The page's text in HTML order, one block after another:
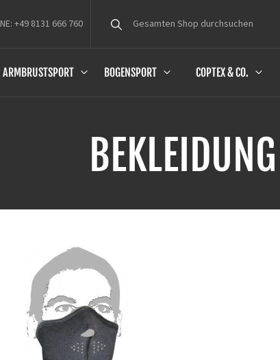
+49 8131 666 760
ARMBRUSTSPORT BOGENSPORT COPTEX & CO.
BEKLEIDUNG